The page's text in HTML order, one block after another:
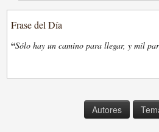
Frase del Día
“Sólo hay un camino para llegar, y mil
Autores